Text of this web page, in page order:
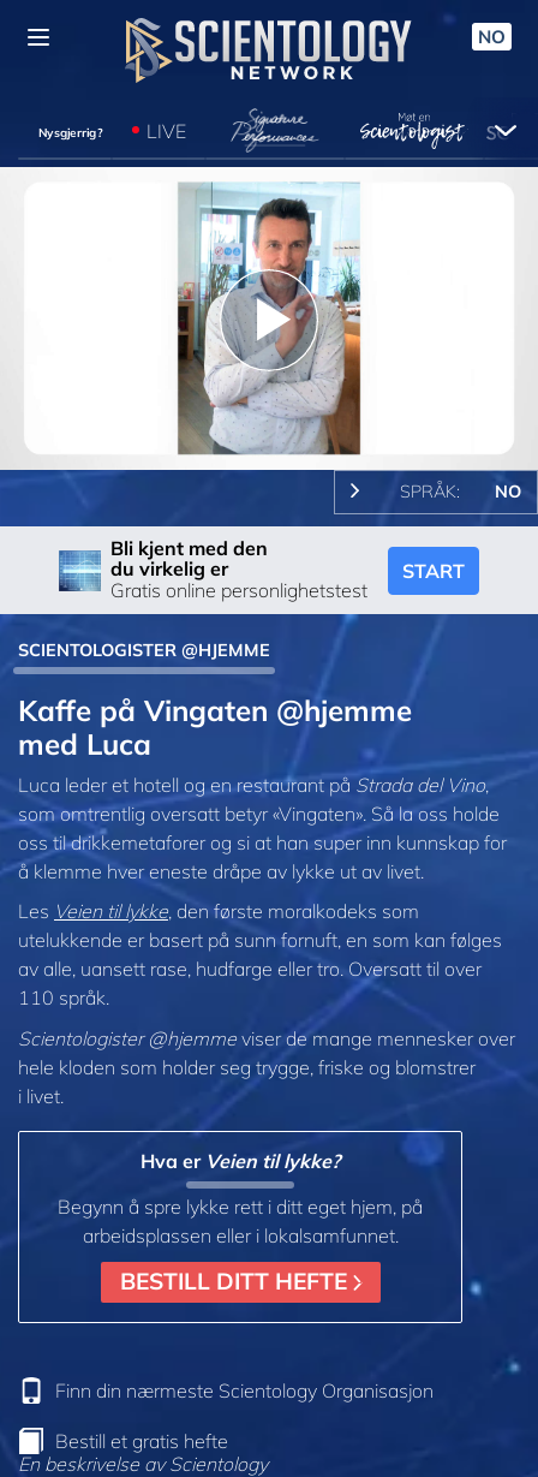
NO
Nysgjerrig? LIVE
Play
Video
SPRÅK: NO
Bli kjent med den
du virkelig er
Gratis online personlighetstest
START
SCIENTOLOGISTER @HJEMME
Kaffe på Vingaten @hjemme
med Luca
Luca leder et hotell og en restaurant påStrada del Vino,
som omtrentlig oversatt betyr «Vingaten». Så la oss holde
oss til drikkemetaforer og si at han super inn kunnskap for
å klemme hver eneste dråpe av lykke ut av livet.
Les Veien til lykke, den første moralkodeks som
utelukkende er basert på sunn fornuft, en som kan følges
av alle, uansett rase, hudfarge eller tro. Oversatt til over
110 språk.
Scientologister @hjemmeviser de mange mennesker over
hele kloden som holder seg trygge, friske og blomstrer
i livet.
Hva er Veien til lykke?
Begynn å spre lykke rett i ditt eget hjem, på
arbeidsplassen eller i lokalsamfunnet.
BESTILL DITT HEFTE
Finn din nærmeste Scientology Organisasjon
Bestill et gratis hefte
En beskrivelse av Scientology